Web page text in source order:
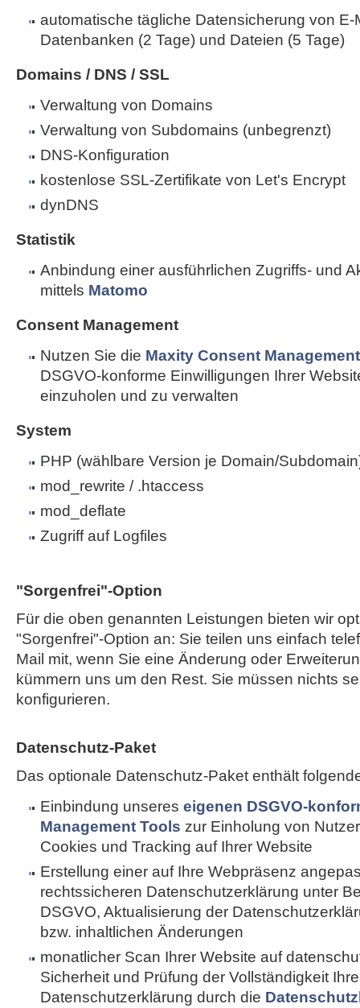
automatische tägliche Datensicherung von E-
Datenbanken (2 Tage) und Dateien (5 Tage)
Domains / DNS / SSL
Verwaltung von Domains
Verwaltung von Subdomains (unbegrenzt)
DNS-Konfiguration
kostenlose SSL-Zertifikate von Let's Encrypt
dynDNS
Statistik
Anbindung einer ausführlichen Zugriffs- und
mittels Matomo
Consent Management
Nutzen Sie die Maxity Consent
DSGVO-konforme Einwilligungen Ihrer
einzuholen und zu verwalten
System
PHP (wählbare Version je Domain/
mod_rewrite / .htaccess
mod_deflate
Zugriff auf Logfiles
"Sorgenfrei"-Option
Für die oben genannten Leistungen bieten wir
"Sorgenfrei"-Option an: Sie teilen uns einfach
Mail mit, wenn Sie eine Änderung oder
kümmern uns um den Rest. Sie müssen nichts
konfigurieren.
Datenschutz-Paket
Das optionale Datenschutz-Paket enthält
Einbindung unseres eigenen DSGVO-
Management Tools zur Einholung von
Cookies und Tracking auf Ihrer Website
Erstellung einer auf Ihre Webpräsenz
rechtssicheren Datenschutzerklärung unter
DSGVO, Aktualisierung der
bzw. inhaltlichen Änderungen
monatlicher Scan Ihrer Website auf
Sicherheit und Prüfung der Vollständigkeit
Datenschutzerklärung durch die